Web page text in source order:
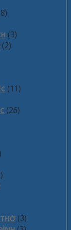
(3)
(2)
(11)
(26)
(3)